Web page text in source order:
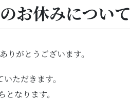
お休みについて
がとうございます。
ただきます。
なります。